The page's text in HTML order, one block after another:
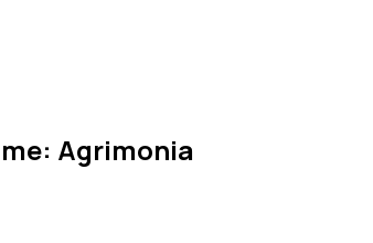
Agrimonia